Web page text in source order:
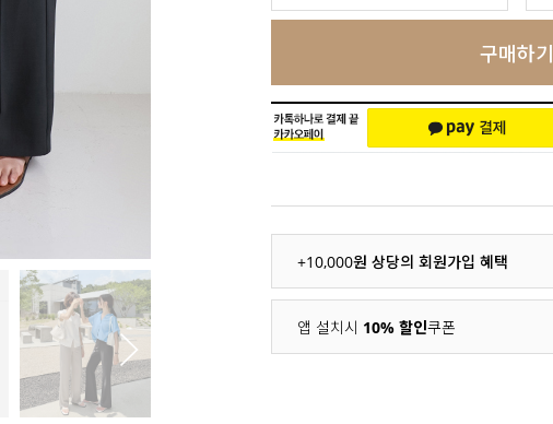
구매하기
+10,000원 상당의 회원가입 혜택
앱 설치시 10% 할인쿠폰